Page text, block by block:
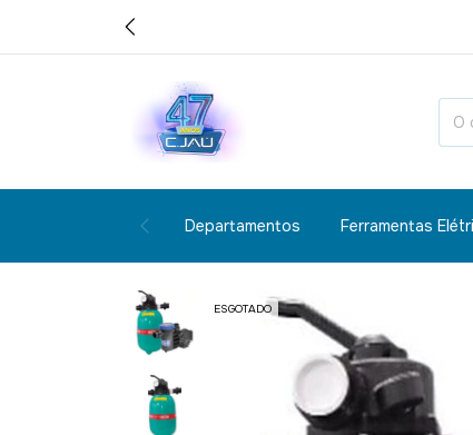
Departamentos Ferramentas
ESGOTADO